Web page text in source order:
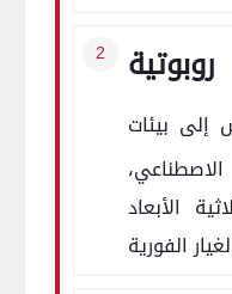
إلى بيئات
الأبعاد